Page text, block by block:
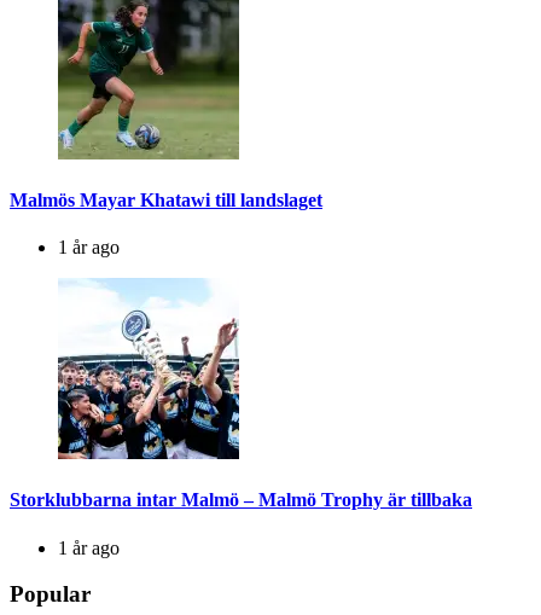
Malmös Mayar Khatawi till landslaget
1 år ago
Storklubbarna intar Malmö – Malmö Trophy är tillbaka
1 år ago
Popular